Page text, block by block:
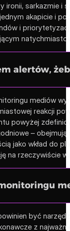
ironii, sarkazmie
akapicie i
i
alertów,
mediów
reakcji
powyżej
–
jako wkład do
na rzeczywiście
być
z